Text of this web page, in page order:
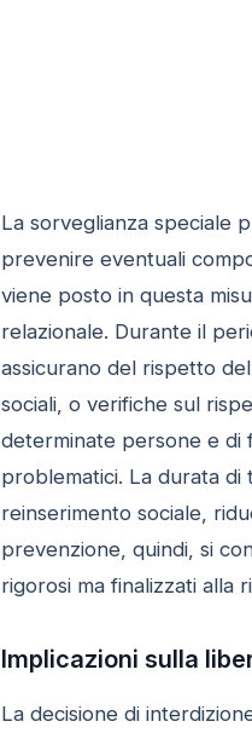
La sorveglianza speciale
prevenire eventuali
viene posto in questa
relazionale. Durante il
assicurano del rispetto
sociali, o verifiche sul
determinate persone e di
problematici. La durata
reinserimento sociale,
prevenzione, quindi, si
rigorosi ma finalizzati alla
Implicazioni sulla
La decisione di